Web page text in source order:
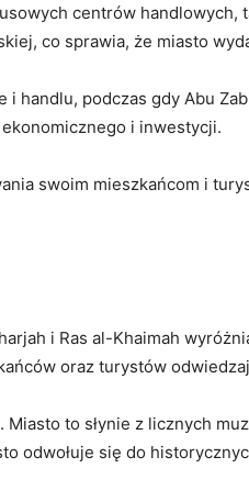
centrów ⁤handlowych,
⁤co ⁤sprawia, ‌że miasto
podczas gdy Abu
i inwestycji.
swoim mieszkańcom i⁢
i Ras al-Khaimah
oraz turystów
⁣to słynie z licznych
odwołuje się do